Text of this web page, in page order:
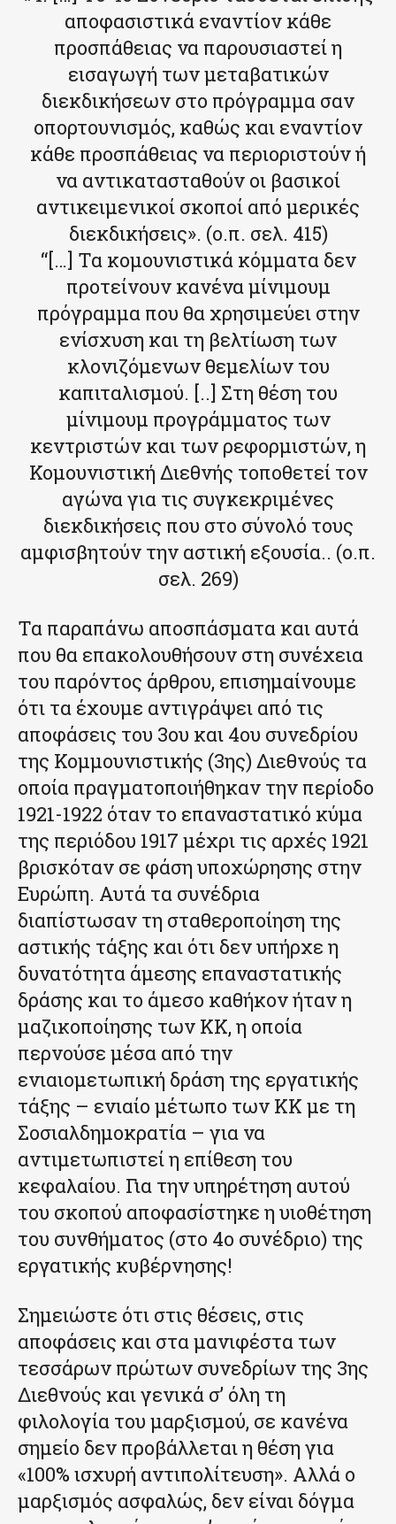
αποφασιστικά εναντίον κάθε
προσπάθειας να παρουσιαστεί η
εισαγωγή των μεταβατικών
διεκδικήσεων στο πρόγραμμα σαν
οπορτουνισμός, καθώς και εναντίον
κάθε προσπάθειας να περιοριστούν ή
να αντικατασταθούν οι βασικοί
αντικειμενικοί σκοποί από μερικές
διεκδικήσεις». (ο.π. σελ. 415)
“[…] Τα κομουνιστικά κόμματα δεν
προτείνουν κανένα μίνιμουμ
πρόγραμμα που θα χρησιμεύει στην
ενίσχυση και τη βελτίωση των
κλονιζόμενων θεμελίων του
καπιταλισμού. [..] Στη θέση του
μίνιμουμ προγράμματος των
κεντριστών και των ρεφορμιστών, η
Κομουνιστική Διεθνής τοποθετεί τον
αγώνα για τις συγκεκριμένες
διεκδικήσεις που στο σύνολό τους
αμφισβητούν την αστική εξουσία.. (ο.π.
σελ. 269)
Τα παραπάνω αποσπάσματα και αυτά
που θα επακολουθήσουν στη συνέχεια
του παρόντος άρθρου, επισημαίνουμε
ότι τα έχουμε αντιγράψει από τις
αποφάσεις του 3ου και 4ου συνεδρίου
της Κομμουνιστικής (3ης) Διεθνούς τα
οποία πραγματοποιήθηκαν την περίοδο
1921-1922 όταν το επαναστατικό κύμα
της περιόδου 1917 μέχρι τις αρχές 1921
βρισκόταν σε φάση υποχώρησης στην
Ευρώπη. Αυτά τα συνέδρια
διαπίστωσαν τη σταθεροποίηση της
αστικής τάξης και ότι δεν υπήρχε η
δυνατότητα άμεσης επαναστατικής
δράσης και το άμεσο καθήκον ήταν η
μαζικοποίησης των ΚΚ, η οποία
περνούσε μέσα από την
ενιαιομετωπική δράση της εργατικής
τάξης – ενιαίο μέτωπο των ΚΚ με τη
Σοσιαλδημοκρατία – για να
αντιμετωπιστεί η επίθεση του
κεφαλαίου. Για την υπηρέτηση αυτού
του σκοπού αποφασίστηκε η υιοθέτηση
του συνθήματος (στο 4ο συνέδριο) της
εργατικής κυβέρνησης!
Σημειώστε ότι στις θέσεις, στις
αποφάσεις και στα μανιφέστα των
τεσσάρων πρώτων συνεδρίων της 3ης
Διεθνούς και γενικά σ’ όλη τη
φιλολογία του μαρξισμού, σε κανένα
σημείο δεν προβάλλεται η θέση για
«100% ισχυρή αντιπολίτευση». Αλλά ο
μαρξισμός ασφαλώς, δεν είναι δόγμα